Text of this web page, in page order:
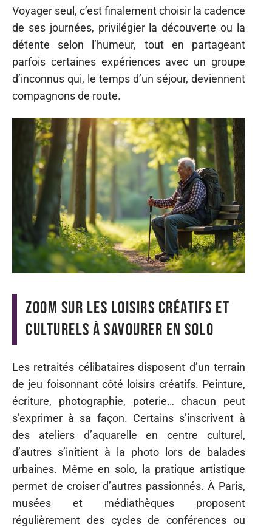
Voyager seul, c’est finalement choisir la cadence
de ses journées, privilégier la découverte ou la
détente selon l’humeur, tout en partageant
parfois certaines expériences avec un groupe
d’inconnus qui, le temps d’un séjour, deviennent
compagnons de route.
Zoom sur les loisirs créatifs et
culturels à savourer en solo
Les retraités célibataires disposent d’un terrain
de jeu foisonnant côté loisirs créatifs. Peinture,
écriture, photographie, poterie… chacun peut
s’exprimer à sa façon. Certains s’inscrivent à
des ateliers d’aquarelle en centre culturel,
d’autres s’initient à la photo lors de balades
urbaines. Même en solo, la pratique artistique
permet de croiser d’autres passionnés. À Paris,
musées et médiathèques proposent
régulièrement des cycles de conférences ou